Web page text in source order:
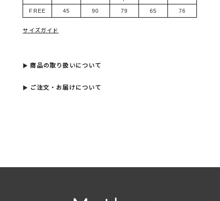
FREE 45 90 79 65 76
サイズガイド
商品の取り扱いについて
ご注文・お届けについて